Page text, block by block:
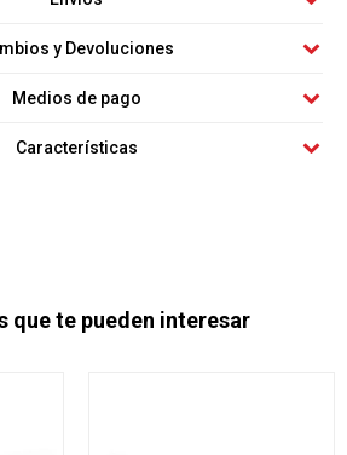
y Devoluciones
Medios de pago
Características
que te pueden interesar